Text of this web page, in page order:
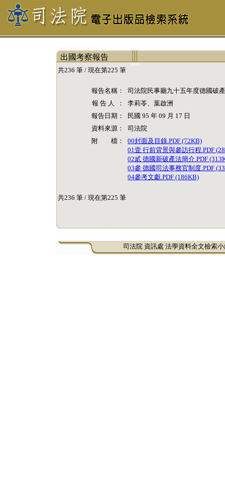
出國考察報告
共236 筆 / 現在第225 筆
報告名稱：
司法院民事廳九十五年度德國破
報 告 人 ：
李莉苓、葉啟洲
報告日期：
民國 95 年 09 月 17 日
資料來源：
司法院
附 檔：
00封面及目錄.PDF (72KB)
01壹 行前背景與參訪行程.PDF
02貳 德國新破產法簡介.PDF
03參 德國司法事務官制度.PDF
04參考文獻.PDF (186KB)
共236 筆 / 現在第225 筆
司法院 資訊處 法學資料全文檢索